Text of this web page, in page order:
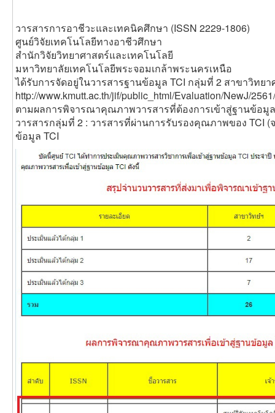
วารสารการอาชีวะและเทคนิคศึกษา (ISSN 2229-1806)
ศูนย์วิจัยเทคโนโลยีทางอาชีวศึกษา
สำนักวิจัยวิทยาศาสตร์และเทคโนโลยี
มหาวิทยาลัยเทคโนโลยีพระจอมเกล้าพระนครเหนือ
ได้รับการจัดอยู่ในวารสารฐานข้อมูล TCI กลุ่มที่ 2 สาขาวิทย
http://www.kmutt.ac.th/jif/public_html/Evaluation/NewJ/
ตามผลการพิจารณาคุณภาพวารสารที่ต้องการเข้าสู่ฐานข้อมูล
วารสารกลุ่มที่ 2 : วารสารที่ผ่านการรับรองคุณภาพของ TCI
ข้อมูล TCI